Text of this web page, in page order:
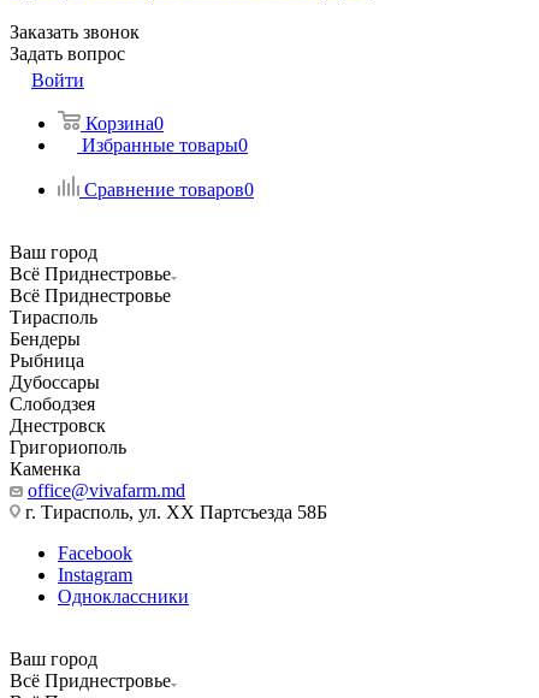
Заказать звонок
Задать вопрос
Войти
Корзина0
Избранные товары0
Сравнение товаров0
Ваш город
Всё Приднестровье
Всё Приднестровье
Тирасполь
Бендеры
Рыбница
Дубоссары
Слободзея
Днестровск
Григориополь
Каменка
office@vivafarm.md
г. Тирасполь, ул. ХХ Партсъезда 58Б
Facebook
Instagram
Одноклассники
Ваш город
Всё Приднестровье